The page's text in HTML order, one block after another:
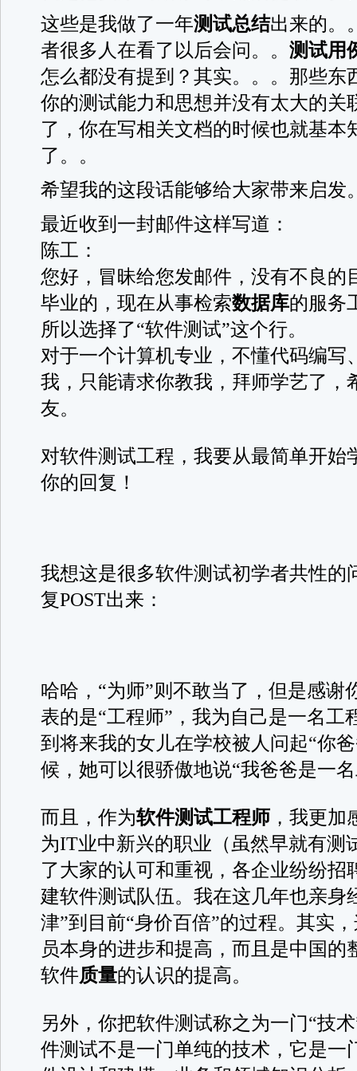
这些是我做了一年测试总结出来的。
者很多人在看了以后会问。。 测试用
怎么都没有提到？其实。。。那些东
你的测试能力和思想并没有太大的关
了，你在写相关文档的时候也就基本
了。。
希望我的这段话能够给大家带来启发
最近收到一封邮件这样写道：
陈工：
您好，冒昧给您发邮件，没有不良的
毕业的，现在从事检索数据库的服务
所以选择了“软件测试”这个行。
对于一个计算机专业，不懂代码编写
我，只能请求你教我，拜师学艺了，
友。
对软件测试工程，我要从最简单开始
你的回复！
我想这是很多软件测试初学者共性的
复POST出来：
哈哈，“为师”则不敢当了，但是感谢
表的是“工程师”，我为自己是一名工
到将来我的女儿在学校被人问起“你
候，她可以很骄傲地说“我爸爸是一
而且，作为软件测试工程师 ，我更
为IT业中新兴的职业（虽然早就有测
了大家的认可和重视，各企业纷纷招
建软件测试队伍。我在这几年也亲身
津”到目前“身价百倍”的过程。其实
员本身的进步和提高，而且是中国
软件质量的认识的提高。
另外，你把软件测试称之为一门“技
件测试不是一门单纯的技术，它是一